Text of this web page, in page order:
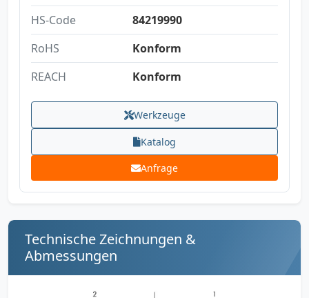
HS-Code
84219990
RoHS
Konform
REACH
Konform
Werkzeuge
Katalog
Anfrage
Technische Zeichnungen &
Abmessungen